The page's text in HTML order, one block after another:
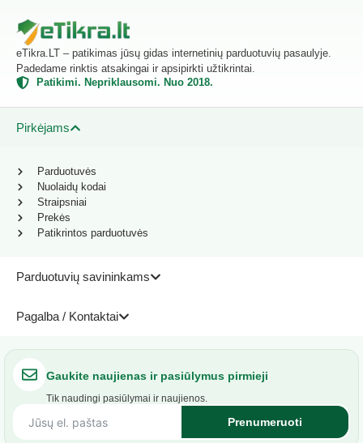
eTikra.LT – patikimas jūsų gidas internetinių parduotuvių pasaulyje.
Padedame rinktis atsakingai ir apsipirkti užtikrintai.
Patikimi. Nepriklausomi. Nuo 2018.
Pirkėjams
Parduotuvių savininkams
Pagalba / Kontaktai
Parduotuvės
Nuolaidų kodai
Straipsniai
Prekės
Patikrintos parduotuvės
Gaukite naujienas ir pasiūlymus pirmieji
Tik naudingi pasiūlymai ir naujienos.
Prenumeruoti